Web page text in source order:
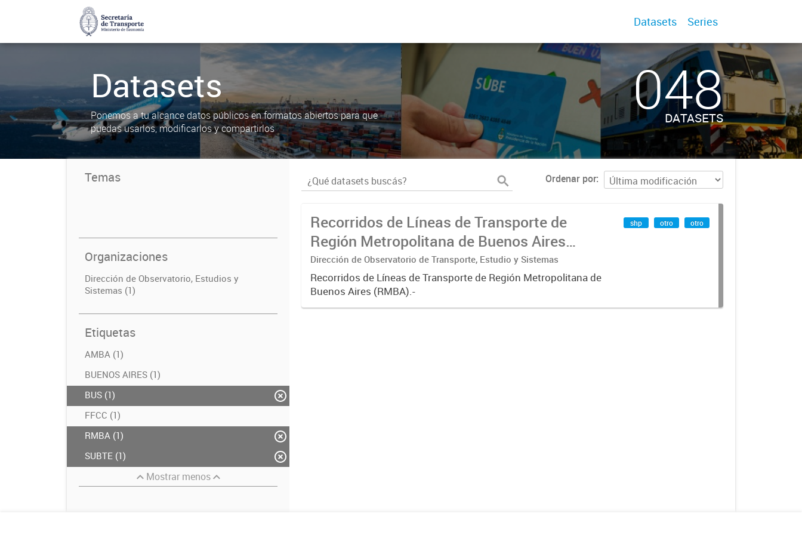
Datasets Series
Datasets
Ponemos a tu alcance datos públicos en formatos abiertos para que
puedas usarlos, modificarlos y compartirlos
048
DATASETS
Temas
Organizaciones
Dirección de Observatorio, Estudios y
Sistemas (1)
Etiquetas
AMBA (1)
BUENOS AIRES (1)
BUS (1)
FFCC (1)
RMBA (1)
SUBTE (1)
Mostrar menos
Ordenar por
Recorridos de Líneas de Transporte de
Región Metropolitana de Buenos Aires
(RMBA)
Dirección de Observatorio de Transporte, Estudio y Sistemas
Recorridos de Líneas de Transporte de Región Metropolitana de
Buenos Aires (RMBA).-
shp otro otro